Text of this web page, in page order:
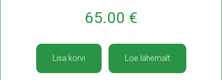
65.00 €
Lisa korvi Loe lähemalt